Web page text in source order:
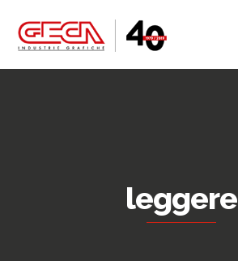
leggere